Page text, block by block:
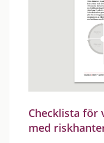
Checklista för
med